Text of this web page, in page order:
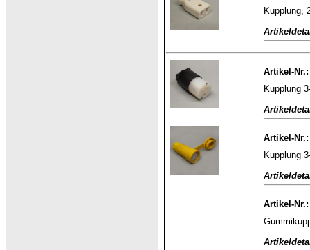
Kupplung,
Artikel-Nr.:
Kupplung
Artikel-Nr.:
Kupplung
Artikel-Nr.: